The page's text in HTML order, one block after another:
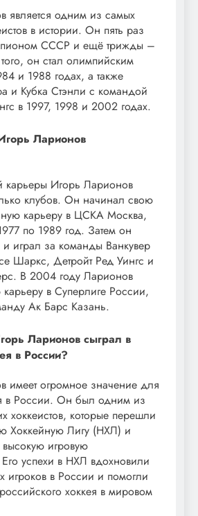
является одним из самых
в истории. Он пять раз
СССР и ещё трижды –
он стал олимпийским
и 1988 годах, а также
и Кубка Стэнли с командой
в 1997, 1998 и 2002 годах.
Ларионов
карьеры Игорь Ларионов
клубов. Он начинал свою
карьеру в ЦСКА Москва,
по 1989 год. Затем он
играл за команды Ванкувер
Шаркс, Детройт Ред Уингс и
В 2004 году Ларионов
в Суперлиге России,
Ак Барс Казань.
Ларионов сыграл в
в России?
имеет огромное значение для
в России. Он был одним из
хоккеистов, которые перешли
Хоккейную Лигу (НХЛ) и
игровую
успехи в НХЛ вдохновили
игроков в России и помогли
российского хоккея в мировом